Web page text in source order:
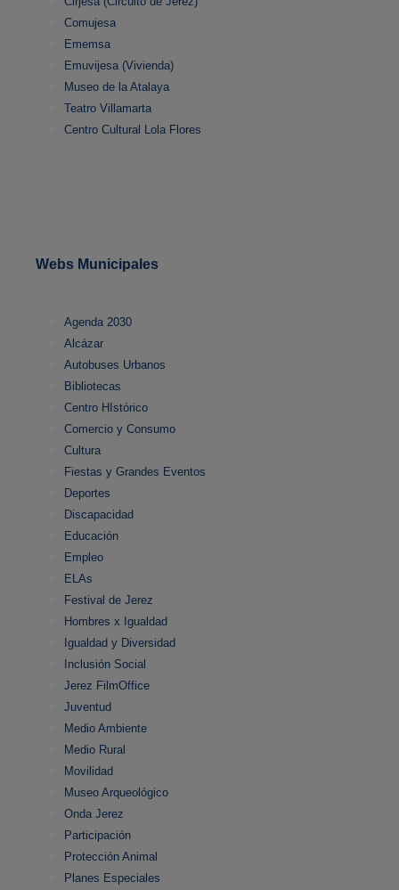
Comujesa
Ememsa
Emuvijesa (Vivienda)
Museo de la Atalaya
Teatro Villamarta
Centro Cultural Lola Flores
Webs Municipales
Agenda 2030
Alcázar
Autobuses Urbanos
Bibliotecas
Centro HIstórico
Comercio y Consumo
Cultura
Fiestas y Grandes Eventos
Deportes
Discapacidad
Educación
Empleo
ELAs
Festival de Jerez
Hombres x Igualdad
Igualdad y Diversidad
Inclusión Social
Jerez FilmOffice
Juventud
Medio Ambiente
Medio Rural
Movilidad
Museo Arqueológico
Onda Jerez
Participación
Protección Animal
Planes Especiales